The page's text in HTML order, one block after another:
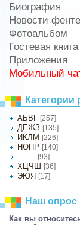
Биография
Новости
Фотоальбом
Гостевая книга
Приложения
Мобильный
Категории
АБВГ [257]
ДЕЖЗ [135]
ИКЛМ [226]
НОПР [140]
[93]
ХЦЧШ [36]
ЭЮЯ [17]
Наш опрос
Как вы